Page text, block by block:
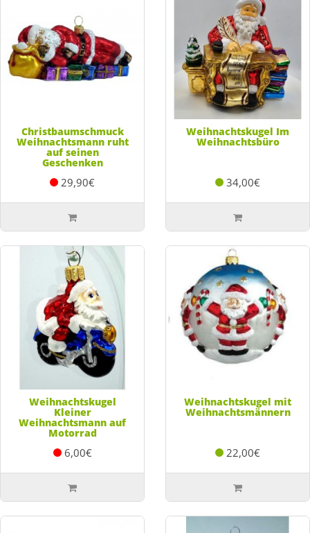
Christbaumschmuck
Weihnachtsmann ruht
auf seinen
Geschenken
29,90€
Weihnachtskugel Im
Weihnachtsbüro
34,00€
Weihnachtskugel
Kleiner
Weihnachtsmann auf
Motorrad
6,00€
Weihnachtskugel mit
Weihnachtsmännern
22,00€